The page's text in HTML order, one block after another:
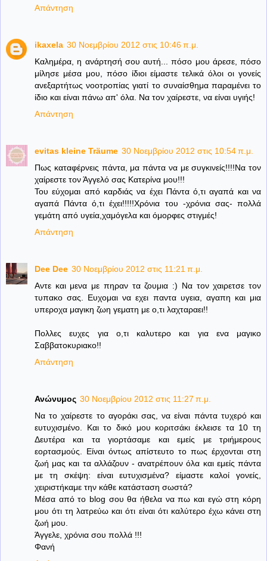
Απάντηση
ikaxela 30 Νοεμβρίου 2012 στις 10:46 π.μ.
Καλημέρα, η ανάρτησή σου αυτή... πόσο μου άρεσε, πόσο
μίλησε μέσα μου, πόσο ίδιοι είμαστε τελικά όλοι οι γονείς
ανεξαρτήτως νοοτροπίας γιατί το συναίσθημα παραμένει το
ίδιο και είναι πάνω απ' όλα. Να τον χαίρεστε, να είναι υγιής!
Απάντηση
evitas kleine Träume 30 Νοεμβρίου 2012 στις 10:54 π.μ.
Πως καταφέρνεις πάντα, μα πάντα να με συγκινείς!!!!Να τον
χαίρεστε τον Άγγελό σας Κατερίνα μου!!!
Του εύχομαι από καρδιάς να έχει Πάντα ό,τι αγαπά και να
αγαπά Πάντα ό,τι έχει!!!!!Χρόνια του -χρόνια σας- πολλά
γεμάτη από υγεία,χαμόγελα και όμορφες στιγμές!
Απάντηση
Dee Dee 30 Νοεμβρίου 2012 στις 11:21 π.μ.
Αντε και μενα με πηραν τα ζουμια :) Να τον χαιρετσε τον
τυπακο σας. Ευχομαι να εχει παντα υγεια, αγαπη και μια
υπεροχα μαγικη ζωη γεματη με ο,τι λαχταραει!!
Πολλες ευχες για ο,τι καλυτερο και για ενα μαγικο
Σαββατοκυριακο!!
Απάντηση
Ανώνυμος 30 Νοεμβρίου 2012 στις 11:27 π.μ.
Να το χαίρεστε το αγοράκι σας, να είναι πάντα τυχερό και
ευτυχισμένο. Και το δικό μου κοριτσάκι έκλεισε τα 10 τη
Δευτέρα και τα γιορτάσαμε και εμείς με τριήμερους
εορτασμούς. Είναι όντως απίστευτο το πως έρχονται στη
ζωή μας και τα αλλάζουν - ανατρέπουν όλα και εμείς πάντα
με τη σκέψη: είναι ευτυχισμένα? είμαστε καλοί γονείς,
χειριστήκαμε την κάθε κατάσταση σωστά?
Μέσα από το blog σου θα ήθελα να πω και εγώ στη κόρη
μου ότι τη λατρεύω και ότι είναι ότι καλύτερο έχω κάνει στη
ζωή μου.
Άγγελε, χρόνια σου πολλά !!!
Φανή